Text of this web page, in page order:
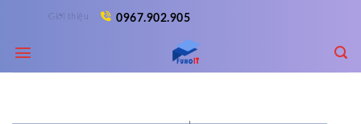
content
Giới thiệu 0967.902.905